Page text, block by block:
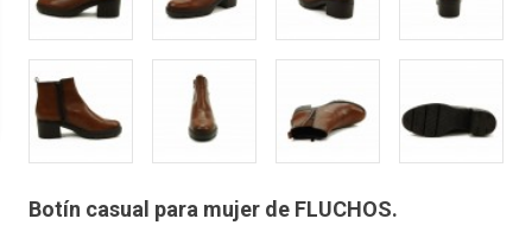
Botín casual para mujer de FLUCHOS.